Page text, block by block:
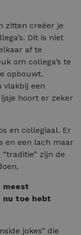
zitten creëer je
Dit is niet
af te
om collega’s te
opbouwt.
vlakbij een
hoort er zeker
en collegiaal. Er
en een lach maar
zijn de
meest
nu toe hebt
jokes” die